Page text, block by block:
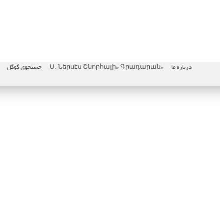
درباره ما «Ս. Ներսէս Շնորհալի» Գրադարան جستجوی گوگل